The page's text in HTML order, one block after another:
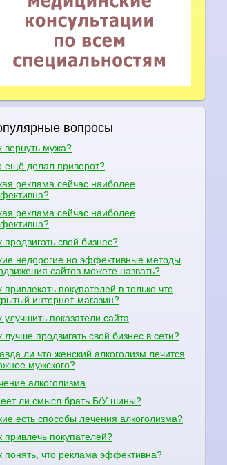
страница пишет что этого номера нет
телефона?
Все они тематики сео и
в 19:00 начинаються в 21:30
вопросы
вернуть мужа?
ещё делал приворот?
реклама сейчас наиболее
реклама сейчас наиболее
продвигать свой бизнес?
недорогие но эффективные методы
сайтов можете назвать?
привлекать покупателей в только что
интернет-магазин?
улучшить показатели сайта
лучше продвигать свой бизнес в сети?
ли что женский алкоголизм лечится
мужского?
алкоголизма
ли смысл брать Б/У шины?
есть способы лечения алкоголизма?
привлечь покупателей?
понять, что реклама эффективна?